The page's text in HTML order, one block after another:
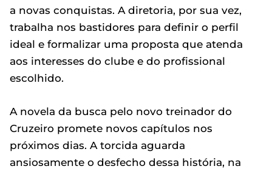
a novas conquistas. A diretoria, por sua vez,
trabalha nos bastidores para definir o perfil
ideal e formalizar uma proposta que atenda
aos interesses do clube e do profissional
escolhido.
A novela da busca pelo novo treinador do
Cruzeiro promete novos capítulos nos
próximos dias. A torcida aguarda
ansiosamente o desfecho dessa história, na